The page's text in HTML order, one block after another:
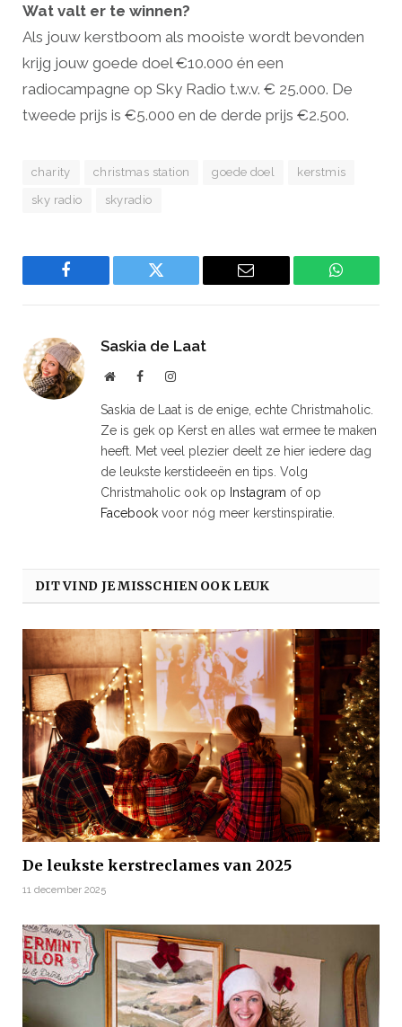
Wat valt er te winnen?
Als jouw kerstboom als mooiste wordt bevonden
krijg jouw goede doel €10.000 én een
radiocampagne op Sky Radio t.w.v. € 25.000. De
tweede prijs is €5.000 en de derde prijs €2.500.
charity christmas station goede doel kerstmis
sky radio skyradio
Facebook Twitter Email
Saskia de Laat
WebsiteFacebookInstagram
Saskia de Laat is de enige, echte Christmaholic.
Ze is gek op Kerst en alles wat ermee te maken
heeft. Met veel plezier deelt ze hier iedere dag
de leukste kerstideeën en tips. Volg
Christmaholic ook op Instagram of op
Facebook voor nóg meer kerstinspiratie.
DIT VIND JE MISSCHIEN OOK LEUK
De leukste kerstreclames van 2025
11 december 2025